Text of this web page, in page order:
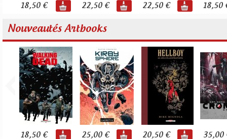
18,50 € 22,50 € 22,50 € 18,50
Nouveautés Artbooks
18,50 € 25,00 € 20,50 € 35,00